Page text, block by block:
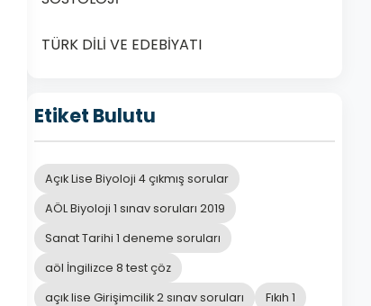
TÜRK DİLİ VE EDEBİYATI
Etiket Bulutu
Açık Lise Biyoloji 4 çıkmış sorular
AÖL Biyoloji 1 sınav soruları 2019
Sanat Tarihi 1 deneme soruları
aöl İngilizce 8 test çöz
açık lise Girişimcilik 2 sınav soruları
Fıkıh 1